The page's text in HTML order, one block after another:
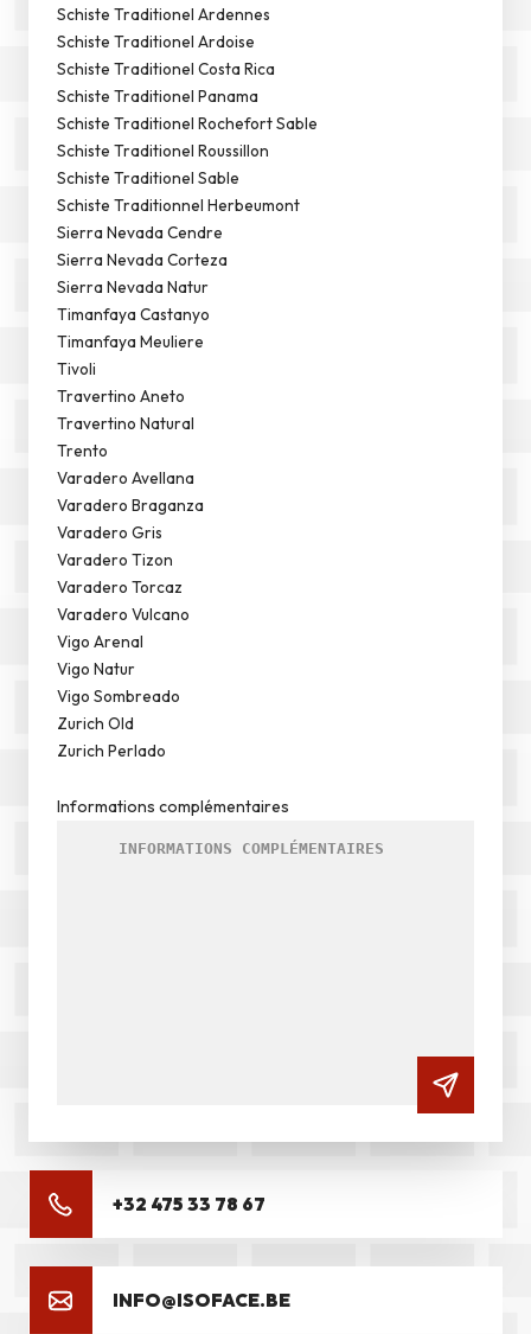
Schiste Traditionel Ardennes
Schiste Traditionel Ardoise
Schiste Traditionel Costa Rica
Schiste Traditionel Panama
Schiste Traditionel Rochefort Sable
Schiste Traditionel Roussillon
Schiste Traditionel Sable
Schiste Traditionnel Herbeumont
Sierra Nevada Cendre
Sierra Nevada Corteza
Sierra Nevada Natur
Timanfaya Castanyo
Timanfaya Meuliere
Tivoli
Travertino Aneto
Travertino Natural
Trento
Varadero Avellana
Varadero Braganza
Varadero Gris
Varadero Tizon
Varadero Torcaz
Varadero Vulcano
Vigo Arenal
Vigo Natur
Vigo Sombreado
Zurich Old
Zurich Perlado
Informations complémentaires
+32 475 33 78 67
INFO@ISOFACE.BE